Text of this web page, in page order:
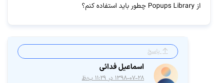
از Popups Library چطور باید استفاده کنم؟
پاسخ
اسماعیل فدائی
۱۳۹۸-۰۷-۲۸ در ۱۱:۲۹ ب٫ظ